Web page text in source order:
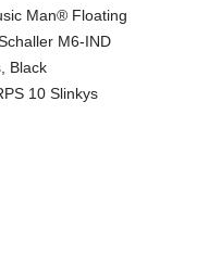
Man® Floating
M6-IND
Black
10 Slinkys